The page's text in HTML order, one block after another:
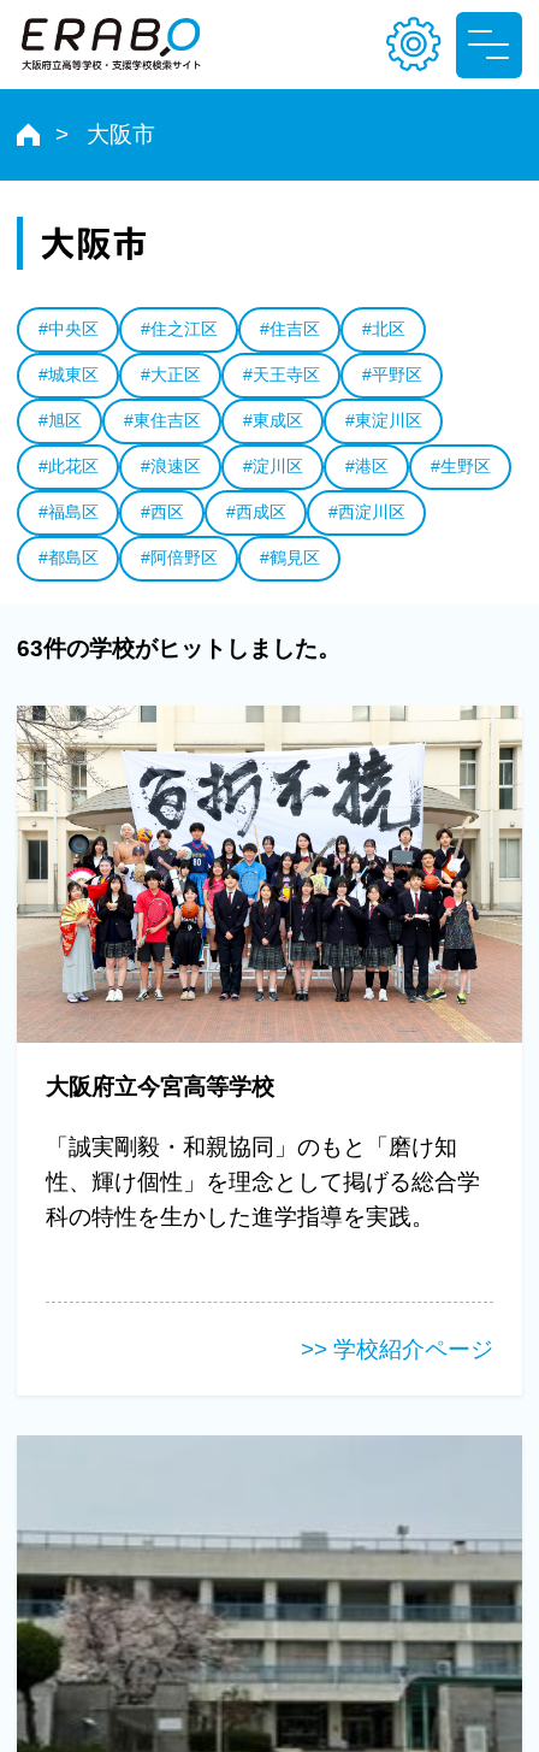
文字サイズ
小
T T T T
大阪市
大阪市
#中央区 #住之江区 #住吉区 #北区
#城東区 #大正区 #天王寺区 #平野区
#旭区 #東住吉区 #東成区 #東淀川区
#此花区 #浪速区 #淀川区 #港区 #生野区
#福島区 #西区 #西成区 #西淀川区
#都島区 #阿倍野区 #鶴見区
63件の学校がヒットしました。
大阪府立今宮高等学校
「誠実剛毅・和親協同」のもと「磨け知
性、輝け個性」を理念として掲げる総合学
科の特性を生かした進学指導を実践。
>> 学校紹介ページ